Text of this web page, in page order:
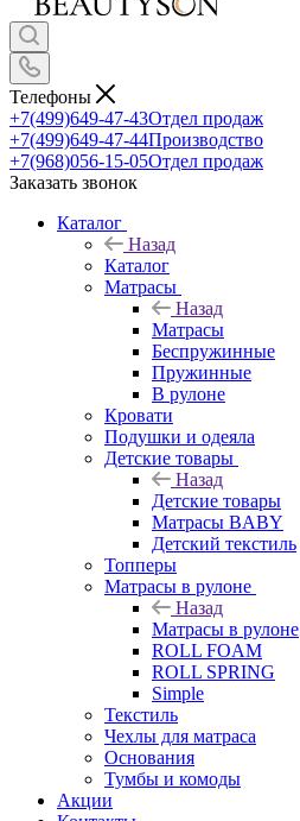
Телефоны
+7(499)649-47-43Отдел продаж
+7(499)649-47-44Производство
+7(968)056-15-05Отдел продаж
Заказать звонок
Каталог
Назад
Каталог
Матрасы
Назад
Матрасы
Беспружинные
Пружинные
В рулоне
Кровати
Подушки и одеяла
Детские товары
Назад
Детские товары
Матрасы BABY
Детский текстиль
Топперы
Матрасы в рулоне
Назад
Матрасы в рулоне
ROLL FOAM
ROLL SPRING
Simple
Текстиль
Чехлы для матраса
Основания
Тумбы и комоды
Акции